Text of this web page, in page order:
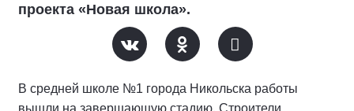
проекта «Новая школа».
В средней школе №1 города Никольска работы
вышли на завершающую стадию. Строители